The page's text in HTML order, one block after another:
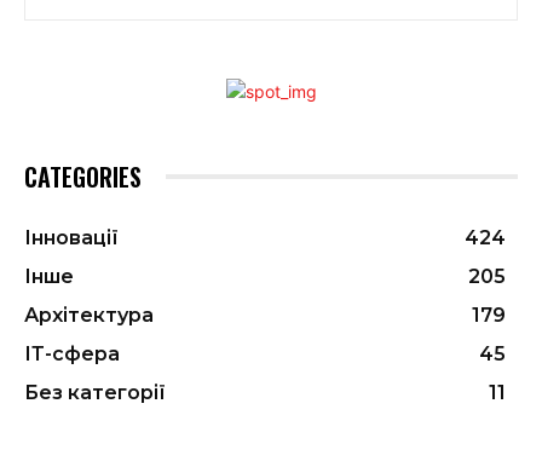
CATEGORIES
Інновації
424
Інше
205
Архітектура
179
ІТ-сфера
45
Без категорії
11